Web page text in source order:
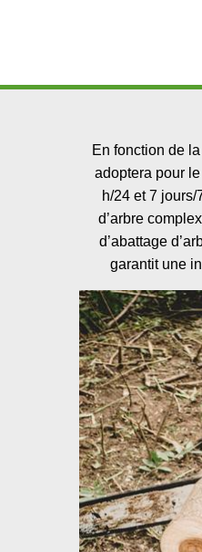
En fonction de
adoptera pour
h/24 et 7
d’arbre
d’abattage
garantit une